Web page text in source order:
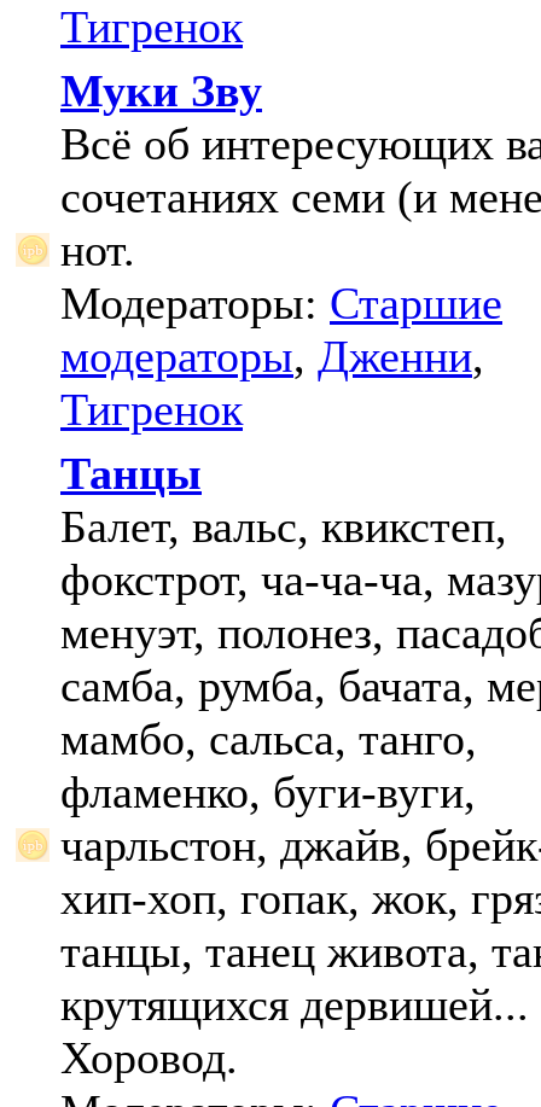
Тигренок
Муки Зву
Всё об интересующих
сочетаниях семи (и
нот.
Модераторы: Старшие
модераторы, Дженни,
Тигренок
Танцы
Балет, вальс, квикстеп,
фокстрот, ча-ча-ча,
менуэт, полонез,
самба, румба, бачата,
мамбо, сальса, танго,
фламенко, буги-вуги,
чарльстон, джайв,
хип-хоп, гопак, жок,
танцы, танец живота,
крутящихся дервишей...
Хоровод.